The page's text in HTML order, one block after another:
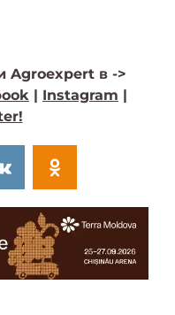
Agroexpert в ->
| Instagram |